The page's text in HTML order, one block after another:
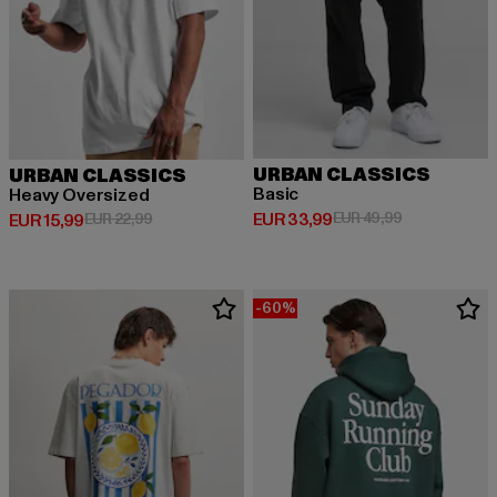
URBAN CLASSICS
Heavy Oversized
EUR 15,99
Derzeitiger Preis: EUR 15,99
EUR 22,99Aktionspreis: EUR 22,99
URBAN CLASSICS
Basic
EUR 33,99
Derzeitiger Preis: EUR 33,99
EUR 49,99Aktionspreis:
-60%